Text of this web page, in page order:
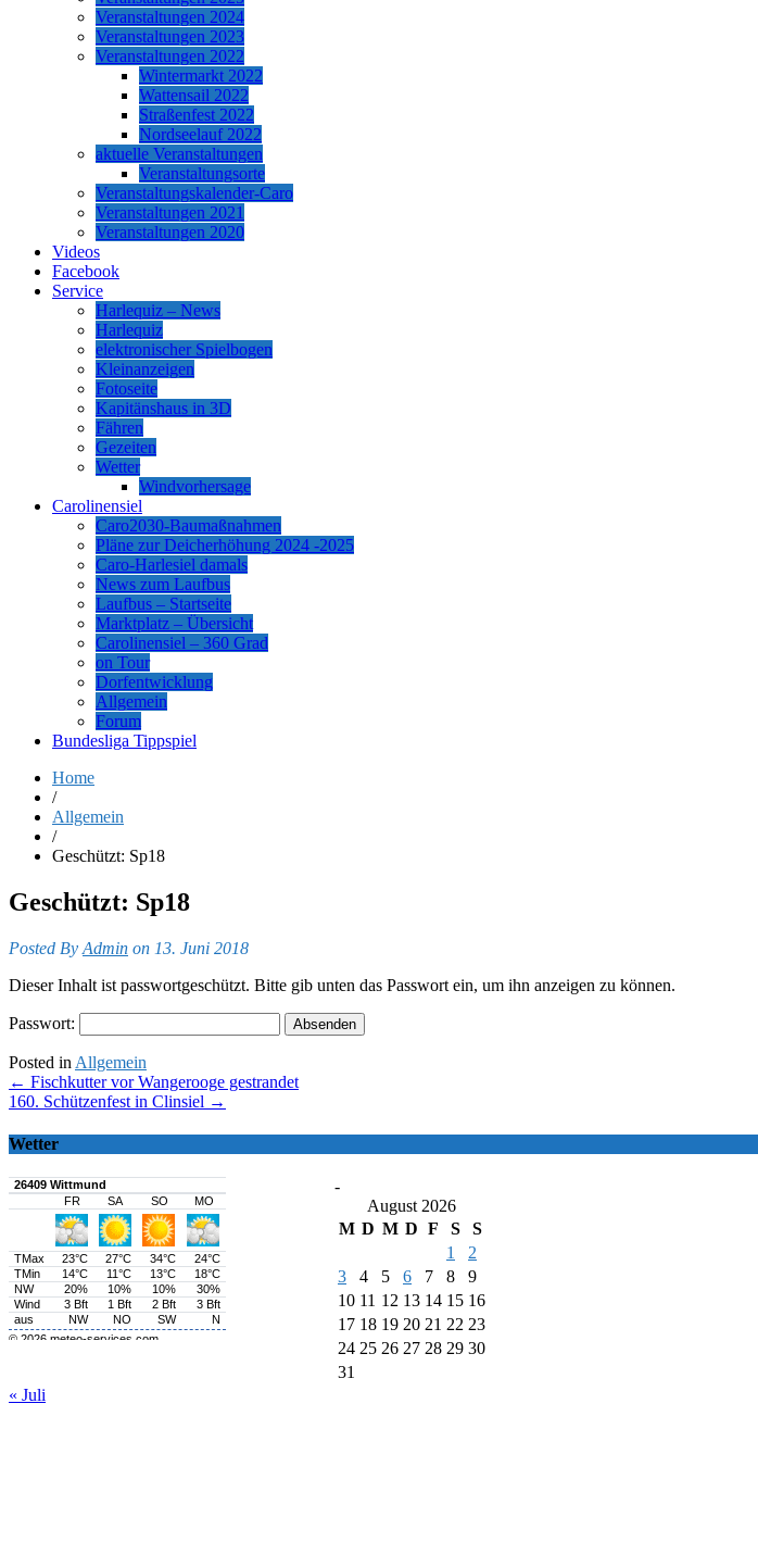
Veranstaltungen 2024
Veranstaltungen 2023
Veranstaltungen 2022
Wintermarkt 2022
Wattensail 2022
Straßenfest 2022
Nordseelauf 2022
aktuelle Veranstaltungen
Veranstaltungsorte
Veranstaltungskalender-Caro
Veranstaltungen 2021
Veranstaltungen 2020
Videos
Facebook
Service
Harlequiz – News
Harlequiz
elektronischer Spielbogen
Kleinanzeigen
Fotoseite
Kapitänshaus in 3D
Fähren
Gezeiten
Wetter
Windvorhersage
Carolinensiel
Caro2030-Baumaßnahmen
Pläne zur Deicherhöhung 2024 -2025
Caro-Harlesiel damals
News zum Laufbus
Laufbus – Startseite
Marktplatz – Übersicht
Carolinensiel – 360 Grad
on Tour
Dorfentwicklung
Allgemein
Forum
Bundesliga Tippspiel
Home
/
Allgemein
/
Geschützt: Sp18
Geschützt: Sp18
Posted By Admin on 13. Juni 2018
Dieser Inhalt ist passwortgeschützt. Bitte gib unten das Passwort ein, um ihn anzeigen zu können.
Passwort:
Posted in Allgemein
Post
navigation
← Fischkutter vor Wangerooge gestrandet
160. Schützenfest in Clinsiel →
Wetter
-
August 2026
M D M D F S
S
1
2
3
4 5 6 7 8
9
10 11 12 13 14 15 16
17 18 19 20 21 22 23
24 25 26 27 28 29 30
31
« Juli